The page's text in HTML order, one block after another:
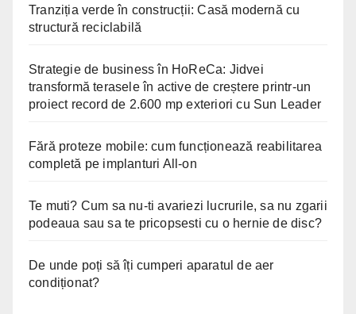
Tranziția verde în construcții: Casă modernă cu
structură reciclabilă
Strategie de business în HoReCa: Jidvei
transformă terasele în active de creștere printr-un
proiect record de 2.600 mp exteriori cu Sun Leader
Fără proteze mobile: cum funcționează reabilitarea
completă pe implanturi All-on
Te muti? Cum sa nu-ti avariezi lucrurile, sa nu zgarii
podeaua sau sa te pricopsesti cu o hernie de disc?
De unde poți să îți cumperi aparatul de aer
condiționat?